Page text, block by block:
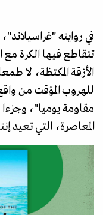
في روايته
تتقاطع فيها الكرة
الأزقة المكتظة، لا
للهروب المؤقت من
مقاومة يوميا"، وجزءا
المعاصرة، التي تعيد